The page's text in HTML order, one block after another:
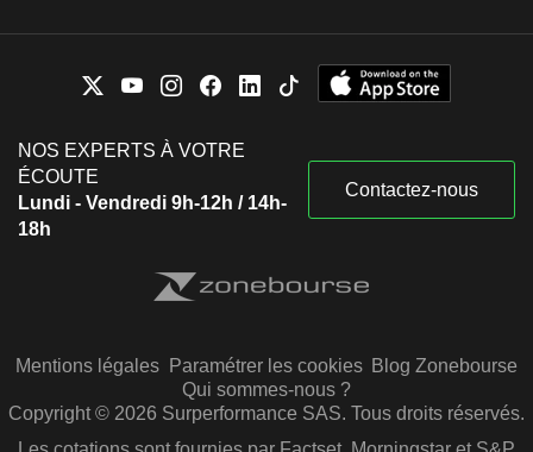
NOS EXPERTS À VOTRE
ÉCOUTE
Lundi - Vendredi 9h-12h / 14h-
18h
Contactez-nous
Mentions légales Paramétrer les cookies Blog Zonebourse
Qui sommes-nous ?
Copyright © 2026 Surperformance SAS. Tous droits réservés.